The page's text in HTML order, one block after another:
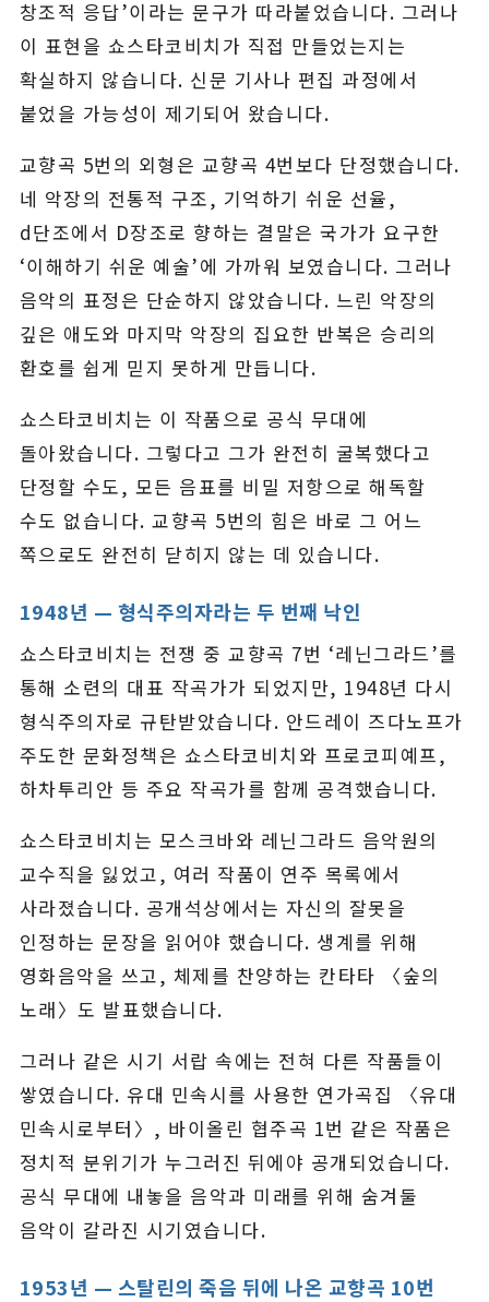
창조적 응답’이라는 문구가 따라붙었습니다. 그러나
이 표현을 쇼스타코비치가 직접 만들었는지는
확실하지 않습니다. 신문 기사나 편집 과정에서
붙었을 가능성이 제기되어 왔습니다.
교향곡 5번의 외형은 교향곡 4번보다 단정했습니다.
네 악장의 전통적 구조, 기억하기 쉬운 선율,
d단조에서 D장조로 향하는 결말은 국가가 요구한
‘이해하기 쉬운 예술’에 가까워 보였습니다. 그러나
음악의 표정은 단순하지 않았습니다. 느린 악장의
깊은 애도와 마지막 악장의 집요한 반복은 승리의
환호를 쉽게 믿지 못하게 만듭니다.
쇼스타코비치는 이 작품으로 공식 무대에
돌아왔습니다. 그렇다고 그가 완전히 굴복했다고
단정할 수도, 모든 음표를 비밀 저항으로 해독할
수도 없습니다. 교향곡 5번의 힘은 바로 그 어느
쪽으로도 완전히 닫히지 않는 데 있습니다.
1948년 — 형식주의자라는 두 번째 낙인
쇼스타코비치는 전쟁 중 교향곡 7번 ‘레닌그라드’를
통해 소련의 대표 작곡가가 되었지만, 1948년 다시
형식주의자로 규탄받았습니다. 안드레이 즈다노프가
주도한 문화정책은 쇼스타코비치와 프로코피예프,
하차투리안 등 주요 작곡가를 함께 공격했습니다.
쇼스타코비치는 모스크바와 레닌그라드 음악원의
교수직을 잃었고, 여러 작품이 연주 목록에서
사라졌습니다. 공개석상에서는 자신의 잘못을
인정하는 문장을 읽어야 했습니다. 생계를 위해
영화음악을 쓰고, 체제를 찬양하는 칸타타 〈숲의
노래〉도 발표했습니다.
그러나 같은 시기 서랍 속에는 전혀 다른 작품들이
쌓였습니다. 유대 민속시를 사용한 연가곡집 〈유대
민속시로부터〉, 바이올린 협주곡 1번 같은 작품은
정치적 분위기가 누그러진 뒤에야 공개되었습니다.
공식 무대에 내놓을 음악과 미래를 위해 숨겨둘
음악이 갈라진 시기였습니다.
1953년 — 스탈린의 죽음 뒤에 나온 교향곡 10번